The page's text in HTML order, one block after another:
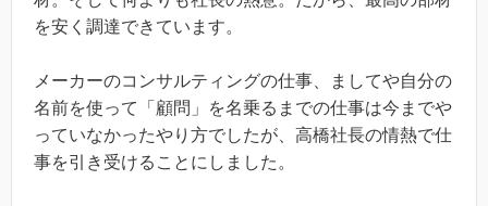
を安く調達できています。
メーカーのコンサルティングの仕事、ましてや自分の
名前を使って「顧問」を名乗るまでの仕事は今までや
っていなかったやり方でしたが、高橋社長の情熱で仕
事を引き受けることにしました。